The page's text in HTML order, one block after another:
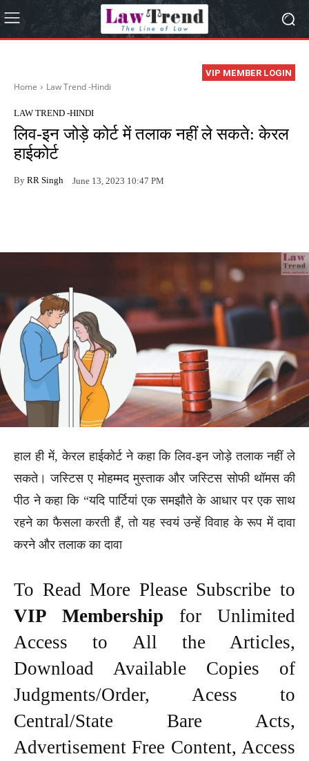
VIP MEMBER LOGIN
Home Law Trend -Hindi
LAW TREND -HINDI
लिव-इन जोड़े कोर्ट में तलाक नहीं ले सकते: केरल
हाईकोर्ट
By RR Singh June 13, 2023 10:47 PM
हाल ही में, केरल हाईकोर्ट ने कहा कि लिव-इन जोड़े तलाक नहीं ले
सकते। जस्टिस ए मोहम्मद मुस्ताक और जस्टिस सोफी थॉमस की
पीठ ने कहा कि “यदि पार्टियां एक समझौते के आधार पर एक साथ
रहने का फैसला करती हैं, तो यह स्वयं उन्हें विवाह के रूप में दावा
करने और तलाक का दावा
To Read More Please Subscribe to
VIP Membership for Unlimited
Access to All the Articles,
Download Available Copies of
Judgments/Order, Acess to
Central/State Bare Acts,
Advertisement Free Content, Access